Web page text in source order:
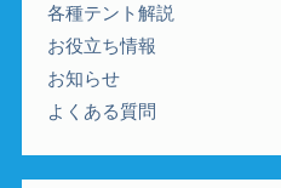
各種テント解説
お役立ち情報
お知らせ
よくある質問